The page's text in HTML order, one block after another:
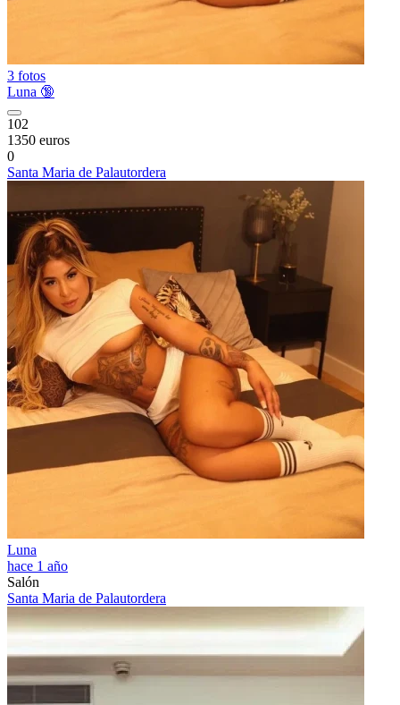
3 fotos
Luna 🔞
102
1350 euros
0
Santa Maria de Palautordera
Luna
hace 1 año
Salón
Santa Maria de Palautordera